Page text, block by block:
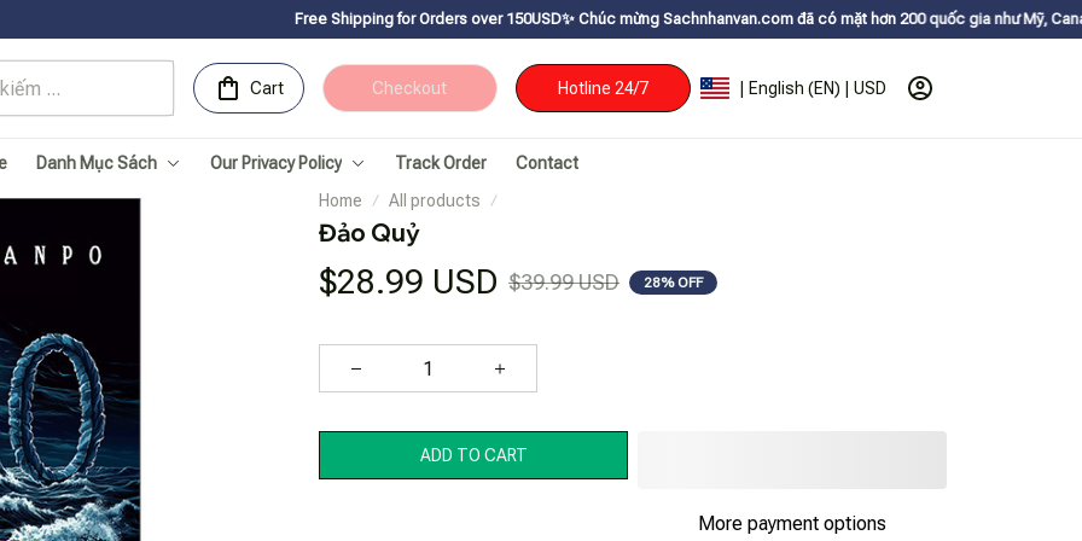
Free Shipping for Orders over 150USDㅤ✨ Chúc mừng Sachnhanvan.com đã có mặt hơn 200 quốc gia như Mỹ, Canada, Úc, Nhật,
Cart Checkout Hotline 24/7 | English (EN) | USD
Danh Mục Sách Our Privacy Policy Track Order
Contact
Home
All products
Đảo Quỷ
$28.99 USD $39.99 USD 28% OFF
ADD TO CART
More payment options